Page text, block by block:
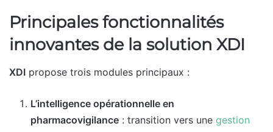
Principales fonctionnalités
innovantes de la solution XDI
XDI propose trois modules principaux :
L’intelligence opérationnelle en
pharmacovigilance : transition vers une gestion